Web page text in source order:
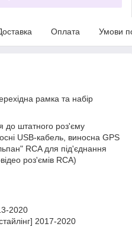
Оплата Умови
рамка та набір
до штатного роз'єму
USB-кабель, виносна GPS
RCA для під'єднання
роз'ємів RCA)
2020
2017-2020